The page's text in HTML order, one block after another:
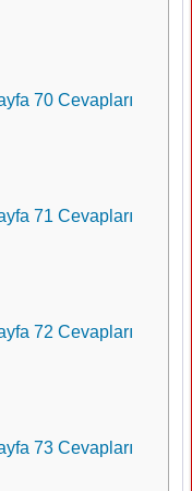
70 Cevapları
71 Cevapları
72 Cevapları
73 Cevapları